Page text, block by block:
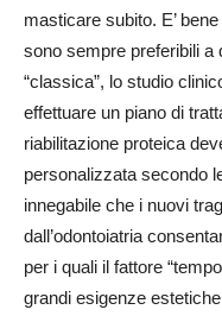
masticare subito. E’
sono sempre preferibili a
“classica”, lo studio
effettuare un piano di
riabilitazione proteica
personalizzata secondo
innegabile che i nuovi
dall’odontoiatria
per i quali il fattore
grandi esigenze